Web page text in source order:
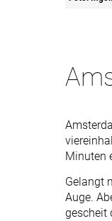
Minuten
Gelangt
Auge.
gescheit